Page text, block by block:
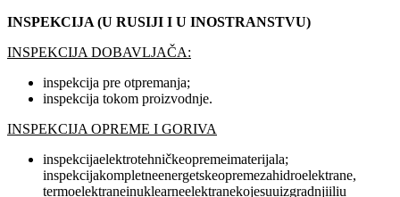
INSPEKCIJA (U RUSIJI I U INOSTRANSTVU)
INSPEKCIJA DOBAVLJAČA:
inspekcija pre otpremanja;
inspekcija tokom proizvodnje.
INSPEKCIJA OPREME I GORIVA
inspekcijaelektrotehničkeopremeimaterijala;
inspekcijakompletneenergetskeopremezahidroelektrane,
termoelektraneinuklearneelektranekojesuuizgradnjiiliu